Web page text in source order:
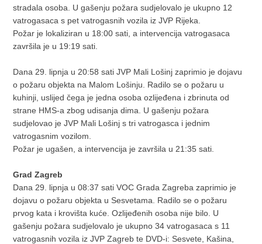
stradala osoba. U gašenju požara sudjelovalo je ukupno 12
vatrogasaca s pet vatrogasnih vozila iz JVP Rijeka.
Požar je lokaliziran u 18:00 sati, a intervencija vatrogasaca
završila je u 19:19 sati.
Dana 29. lipnja u 20:58 sati JVP Mali Lošinj zaprimio je dojavu
o požaru objekta na Malom Lošinju. Radilo se o požaru u
kuhinji, uslijed čega je jedna osoba ozlijeđena i zbrinuta od
strane HMS-a zbog udisanja dima. U gašenju požara
sudjelovao je JVP Mali Lošinj s tri vatrogasca i jednim
vatrogasnim vozilom.
Požar je ugašen, a intervencija je završila u 21:35 sati.
Grad Zagreb
Dana 29. lipnja u 08:37 sati VOC Grada Zagreba zaprimio je
dojavu o požaru objekta u Sesvetama. Radilo se o požaru
prvog kata i krovišta kuće. Ozlijeđenih osoba nije bilo. U
gašenju požara sudjelovalo je ukupno 34 vatrogasaca s 11
vatrogasnih vozila iz JVP Zagreb te DVD-i: Sesvete, Kašina,